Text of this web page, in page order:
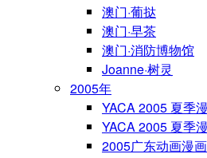
澳门·葡挞
澳门·早茶
澳门·消防博物馆
Joanne·树灵
2005年
YACA 2005 夏季
YACA 2005 夏季
2005广东动画漫